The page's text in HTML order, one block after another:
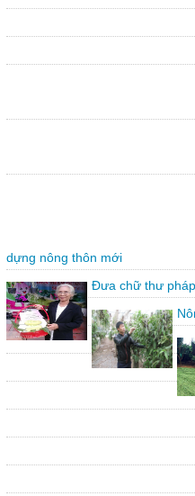
dựng nông thôn mới
Đưa chữ thư